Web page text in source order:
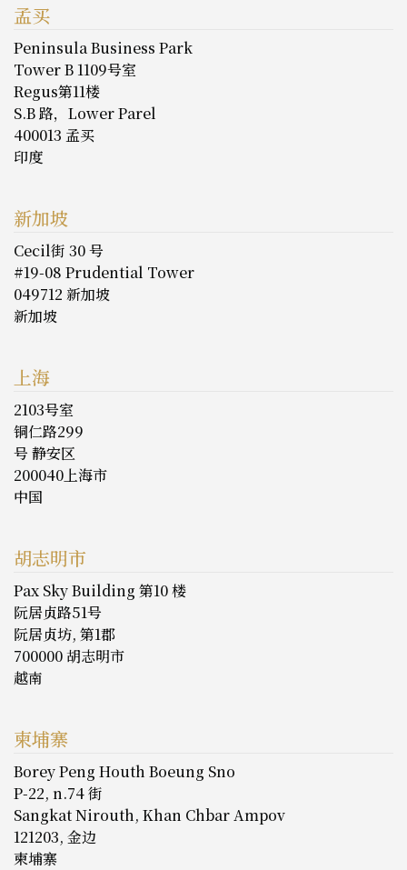
孟买
Peninsula Business Park
Tower B 1109号室
Regus第11楼
S.B 路，Lower Parel
400013 孟买
印度
新加坡
Cecil街 30 号
#19-08 Prudential Tower
049712 新加坡
新加坡
上海
2103号室
铜仁路299
号 静安区
200040上海市
中国
胡志明市
Pax Sky Building 第10 楼
阮居贞路51号
阮居贞坊, 第1郡
700000 胡志明市
越南
柬埔寨
Borey Peng Houth Boeung Sno
P-22, n.74 街
Sangkat Nirouth, Khan Chbar Ampov
121203, 金边
柬埔寨